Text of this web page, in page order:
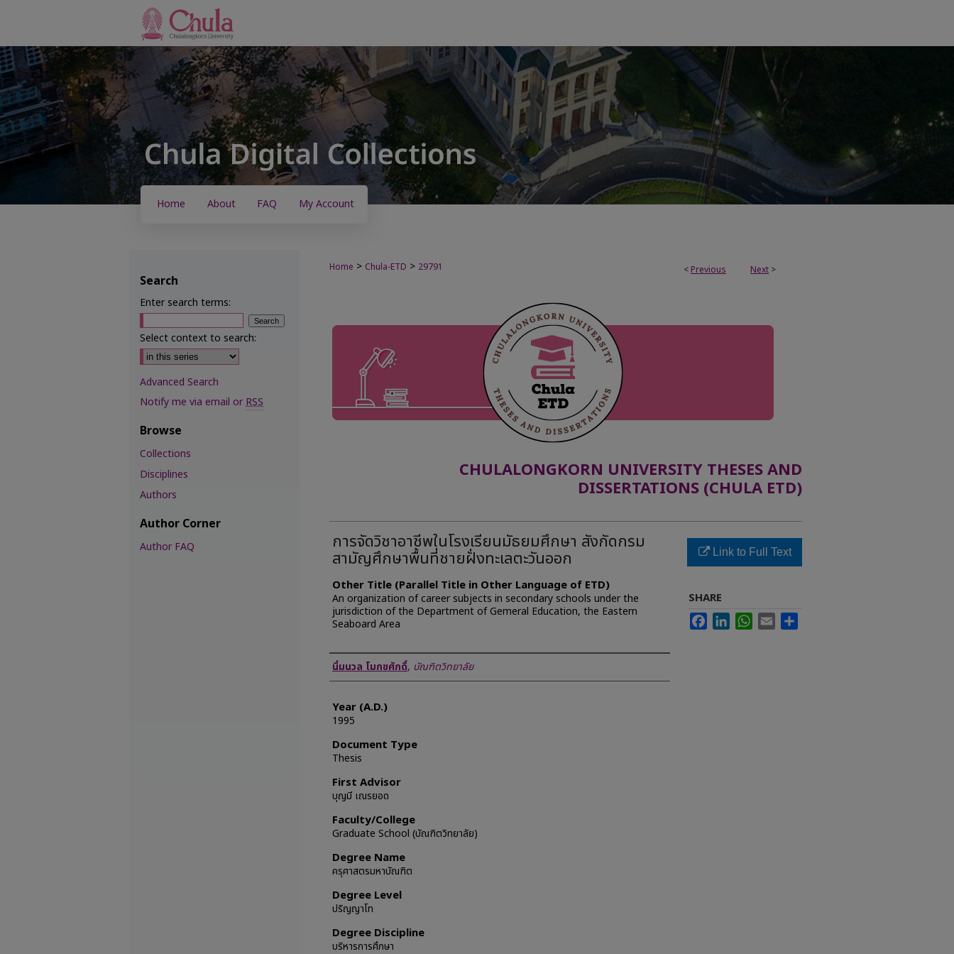
Home About FAQ My Account
< Previous Next >
Home > Chula-ETD > 29791
CHULALONGKORN UNIVERSITY THESES AND
DISSERTATIONS (CHULA ETD)
การจัดวิชาอาชีพในโรงเรียนมัธยมศึกษา สังกัดกรม
สามัญศึกษาพื้นที่ชายฝั่งทะเลตะวันออก
Other Title (Parallel Title in Other Language of ETD)
An organization of career subjects in secondary schools under the
jurisdiction of the Department of Gemeral Education, the Eastern
Seaboard Area
Author
นิ่มนวล โมกขศักดิ์, บัณฑิตวิทยาลัย
Year (A.D.)
1995
Document Type
Thesis
First Advisor
บุญมี เณรยอด
Faculty/College
Graduate School (บัณฑิตวิทยาลัย)
Degree Name
ครุศาสตรมหาบัณฑิต
Degree Level
ปริญญาโท
Degree Discipline
บริหารการศึกษา
Link to Full Text
SHARE
FacebookLinkedInWhatsApp
Email
Search
Enter search terms:
Select context to search:
Advanced Search
Notify me via email or RSS
Browse
Collections
Disciplines
Authors
Author Corner
Author FAQ